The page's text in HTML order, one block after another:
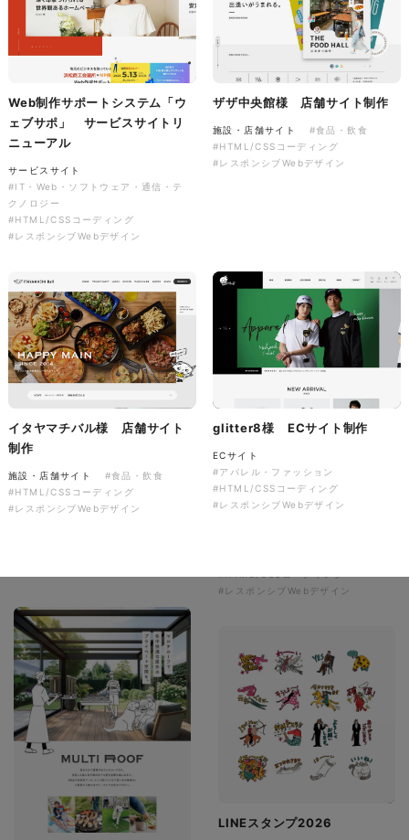
株式会社colorful studio様
『かねた忠右衛門』 サービス
サイト制作
サービスサイト
#アパレル・ファッション
#HTML/CSSコーディング
音楽萬屋Kent様 コーポレート
サイト制作
#レスポンシブWebデザイン
有限会社ディーズ様 ハンドタ
オルとのしステッカー 新年の
ご挨拶を彩る、オリジナルノベ
ルティ制作。
LINEスタンプ2026
Web制作サポートシステム「ウ
ェブサポ」 サービスサイトリ
ニューアル
サービスサイト
#IT・Web・ソフトウェア・通信・テ
クノロジー
#HTML/CSSコーディング
#レスポンシブWebデザイン
ザザ中央館様 店舗サイト制作
施設・店舗サイト
#食品・飲食
#HTML/CSSコーディング
#レスポンシブWebデザイン
イタヤマチバル様 店舗サイト
制作
施設・店舗サイト
#食品・飲食
#HTML/CSSコーディング
#レスポンシブWebデザイン
glitter8様 ECサイト制作
ECサイト
#アパレル・ファッション
#HTML/CSSコーディング
#レスポンシブWebデザイン